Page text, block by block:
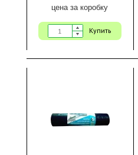
цена за коробку
Купить